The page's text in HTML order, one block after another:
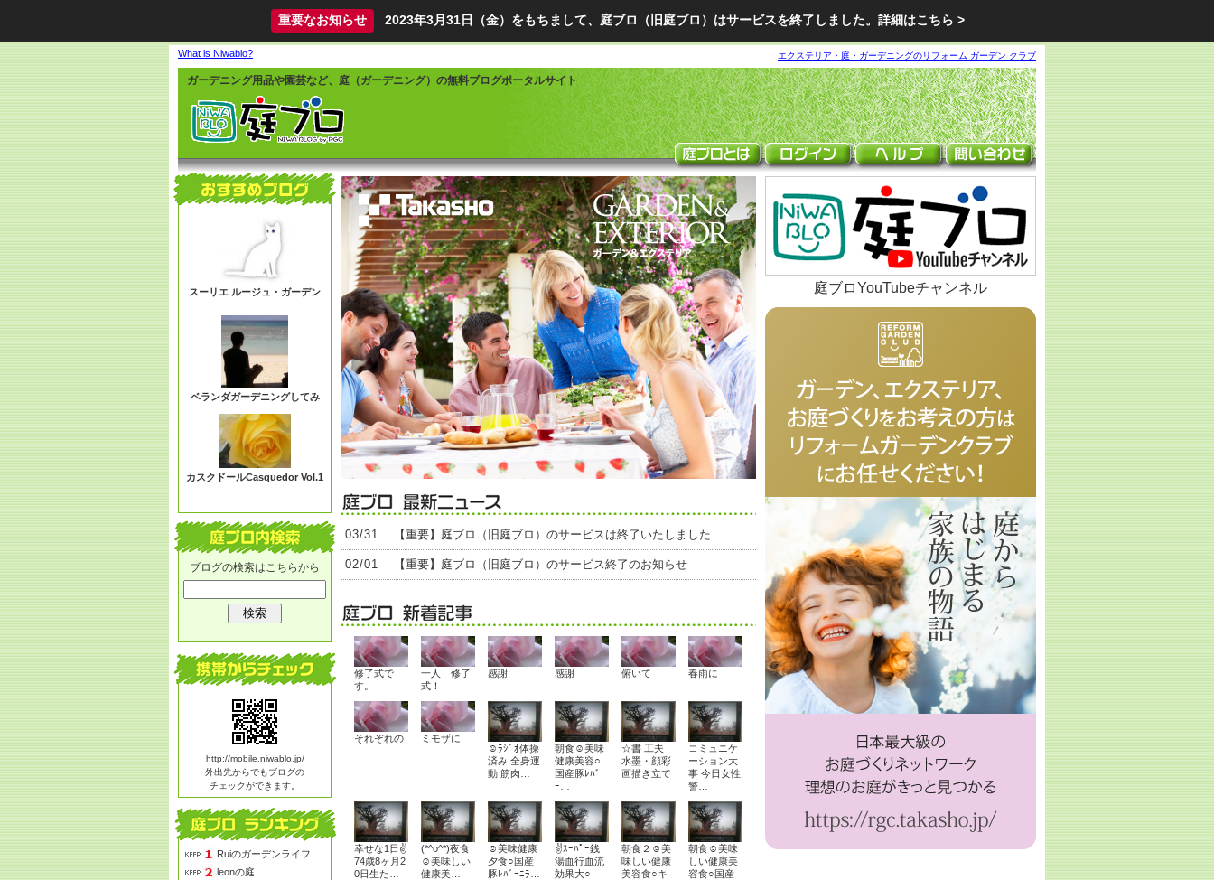
重要なお知らせ 2023年3月31日（金）をもちまして、庭ブロ（旧庭ブロ）はサービスを終了しました。 詳細はこちら >
エクステリア・庭・ガーデニングのリフォーム ガーデン クラブ
What is Niwablo?
ガーデニング用品や園芸など、庭（ガーデニング）の無料ブログポータルサイト
ブログの検索はこちらから
http://mobile.niwablo.jp/
外出先からでもブログの
チェックができます。
Ruiのガーデンライフ
leonの庭
スーリエ ルージュ・ガーデン
ベランダガーデニングしてみ
カスクドールCasquedor Vol.1
03/31 【重要】庭ブロ（旧庭ブロ）のサービスは終了いたしました
02/01 【重要】庭ブロ（旧庭ブロ）のサービス終了のお知らせ
修了式で
す。
一人 修了
式！
感謝 感謝 俯いて 春雨に
それぞれの
ミモザに
☺ﾗｼﾞｵ体操
済み 全身運
動 筋肉…
朝食☺美味
健康美容○
国産豚ﾚﾊﾞ
ｰ…
☆書 工夫
水墨・顔彩
画描き立て
コミュニケ
ーション大
事 今日女性
警…
幸せな1日✌
74歳8ヶ月2
0日生た…
(*^o^*)夜食
☺美味しい
健康美…
☺美味健康
夕食○国産
豚ﾚﾊﾞｰﾆﾗ…
✌ｽｰﾊﾟｰ銭
湯血行血流
効果大○
朝食２☺美
味しい健康
美容食○キ
朝食☺美味
しい健康美
容食○国産
庭ブロYouTubeチャンネル